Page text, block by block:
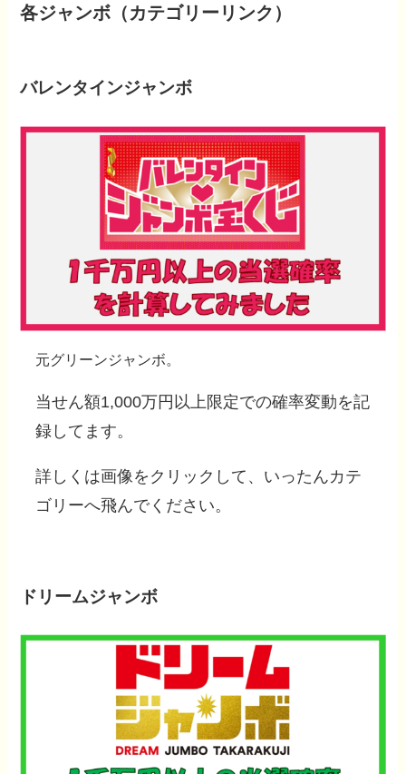
各ジャンボ（カテゴリーリンク）
バレンタインジャンボ
元グリーンジャンボ。
当せん額1,000万円以上限定での確率変動を記
録してます。
詳しくは画像をクリック して、いったんカテ
ゴリーへ飛んでください。
ドリームジャンボ